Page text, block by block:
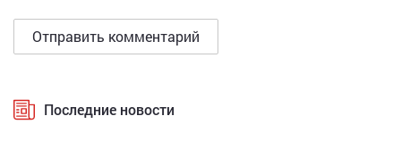
Последние новости